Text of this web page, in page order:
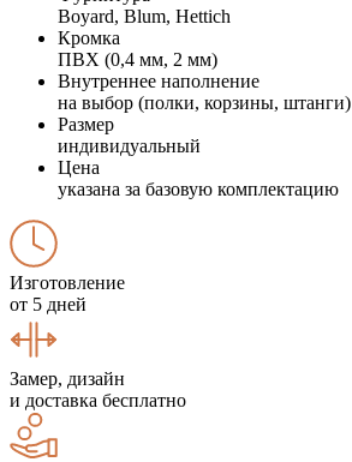
Boyard, Blum, Hettich
Кромка
ПВХ (0,4 мм, 2 мм)
Внутреннее наполнение
на выбор (полки, корзины, штанги)
Размер
индивидуальный
Цена
указана за базовую комплектацию
Изготовление
от 5 дней
Замер, дизайн
и доставка бесплатно